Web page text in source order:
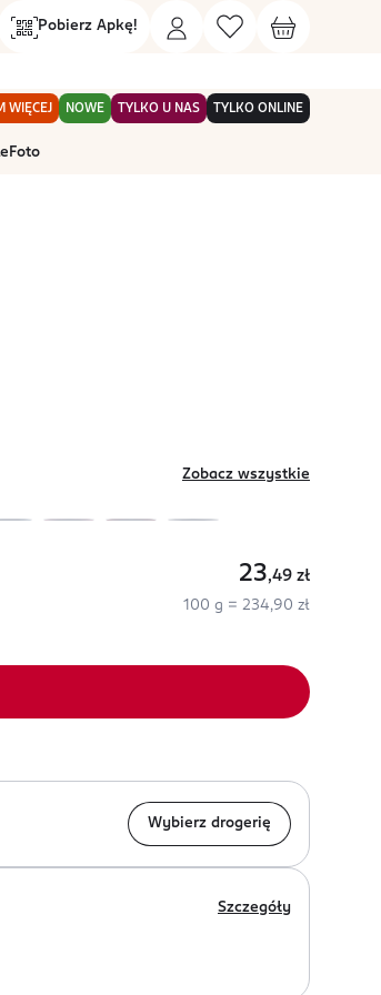
Pobierz Apkę!
WIĘCEJ NOWE TYLKO U NAS TYLKO ONLINE
Foto
Zobacz wszystkie
23,49 zł
100 g = 234,90 zł
Wybierz drogerię
Szczegóły